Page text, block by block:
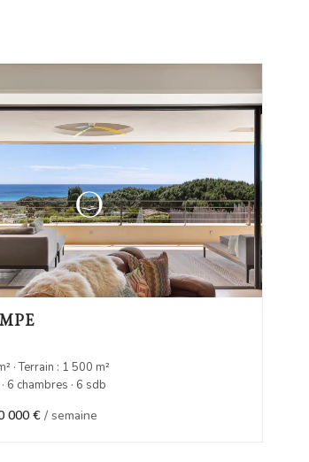
· Terrain : 1 500 m²
6 chambres · 6 sdb
000 € / semaine